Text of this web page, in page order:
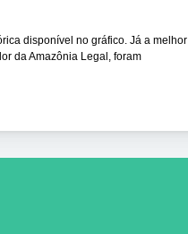
disponível no gráfico. Já a melhor
da Amazônia Legal, foram